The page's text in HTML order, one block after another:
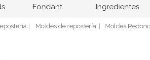
Fondant Ingredientes
Moldes de repostería Moldes